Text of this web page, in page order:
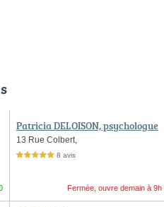
Patricia DELOISON, psychologue
clinicienne et psychothérapeute
13 Rue Colbert,
5,0 étoiles sur 5 8 avis
Fermée, ouvre demain à 9h